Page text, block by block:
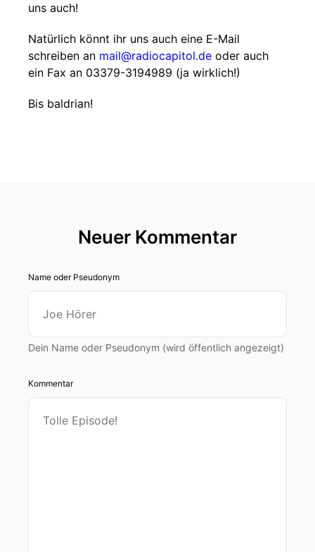
uns auch!
Natürlich könnt ihr uns auch eine E-Mail
schreiben an mail@radiocapitol.de oder auch
ein Fax an 03379-3194989 (ja wirklich!)
Bis baldrian!
Neuer Kommentar
Name oder Pseudonym
Dein Name oder Pseudonym (wird öffentlich angezeigt)
Kommentar